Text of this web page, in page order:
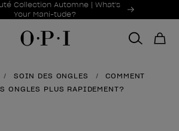
Collection Automne | What's
Your Mani-tude?
SOIN DES ONGLES
COMMENT
ONGLES PLUS RAPIDEMENT?